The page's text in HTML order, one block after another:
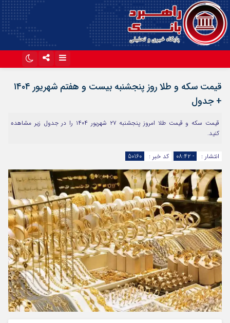
آپارات
قیمت سکه و طلا روز پنجشنبه بیست و هفتم شهریور ۱۴۰۴
+ جدول
قیمت سکه و قیمت طلا امروز پنجشنبه ۲۷ شهریور ۱۴۰۴ را در جدول زیر مشاهده
کنید.
انتشار : - ۰۸:۴۲ کد خبر : 50160